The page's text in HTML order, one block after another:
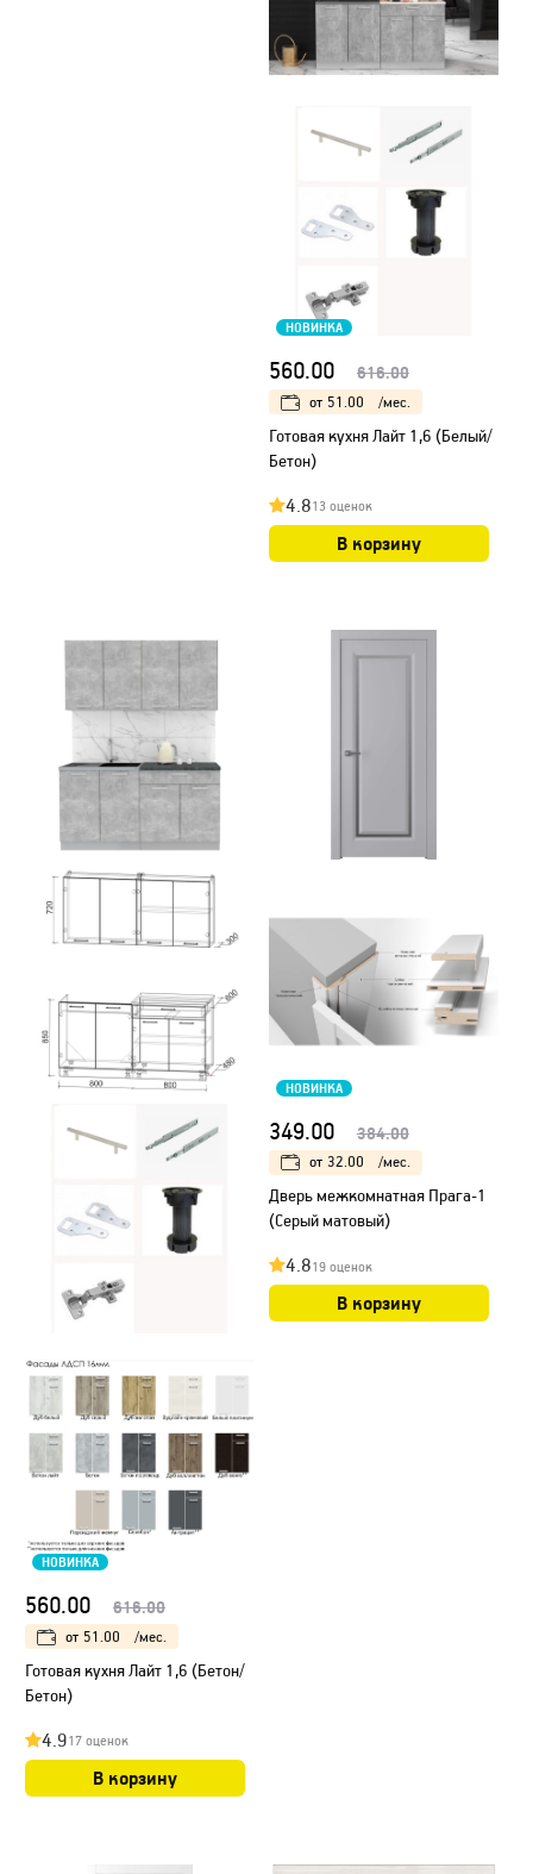
НОВИНКА
560.00 616.00
от 51.00 /мес.
Готовая кухня Лайт 1,6 (Белый/
Бетон)
4.813 оценок
В корзину
НОВИНКА
560.00 616.00
от 51.00 /мес.
Готовая кухня Лайт 1,6 (Бетон/
Бетон)
4.917 оценок
В корзину
НОВИНКА
349.00 384.00
от 32.00 /мес.
Дверь межкомнатная Прага-1
(Серый матовый)
4.819 оценок
В корзину